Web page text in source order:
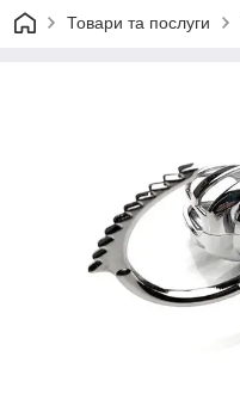
Товари та послуги